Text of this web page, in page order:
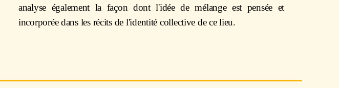
analyse également la façon dont l'idée de mélange est pensée et
incorporée dans les récits de l'identité collective de ce lieu.